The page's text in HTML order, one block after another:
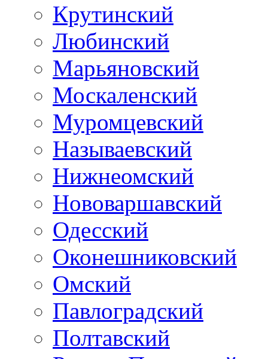
Крутинский
Любинский
Марьяновский
Москаленский
Муромцевский
Называевский
Нижнеомский
Нововаршавский
Одесский
Оконешниковский
Омский
Павлоградский
Полтавский